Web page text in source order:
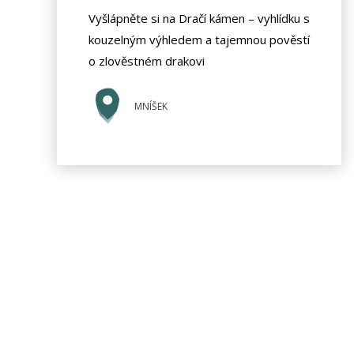
Vyšlápněte si na Dračí kámen – vyhlídku s
kouzelným výhledem a tajemnou pověstí
o zlověstném drakovi
MNÍŠEK